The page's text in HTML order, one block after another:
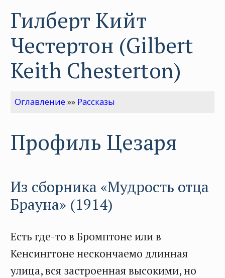
Гилберт Кийт
Честертон (Gilbert
Keith Chesterton)
Оглавление»» Рассказы
Профиль Цезаря
Из сборника «Мудрость отца
Брауна» (1914)
Есть где-то в Бромптоне или в
Кенсингтоне нескончаемо длинная
улица, вся застроенная высокими, но